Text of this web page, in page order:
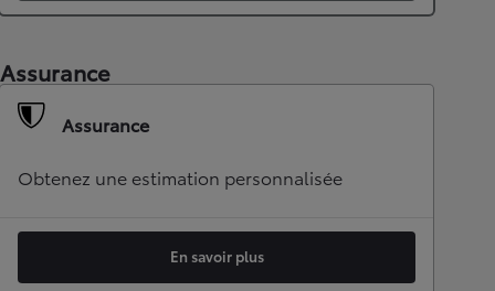
Assurance
Assurance
Obtenez une estimation personnalisée
En savoir plus